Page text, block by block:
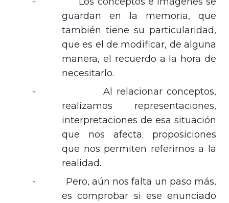
guardan en la memoria, que
también tiene su particularidad,
que es el de modificar, de alguna
manera, el recuerdo a la hora de
necesitarlo.
-
Al relacionar conceptos,
realizamos representaciones,
interpretaciones de esa situación
que nos afecta; proposiciones
que nos permiten referirnos a la
realidad.
-
Pero, aún nos falta un paso más,
es comprobar si ese enunciado